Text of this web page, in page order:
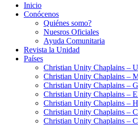
Inicio
Conócenos
Quiénes somo?
Nuesros Oficiales
Ayuda Comunitaria
Revista la Unidad
Países
Christian Unity Chaplains –
Christian Unity Chaplains –
Christian Unity Chaplains –
Christian Unity Chaplains –
Christian Unity Chaplains –
Christian Unity Chaplains –
Christian Unity Chaplains –